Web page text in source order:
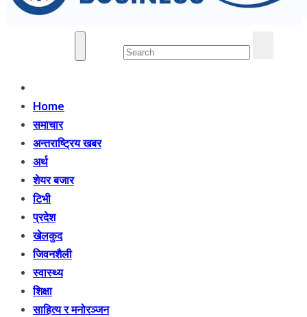
Home
समाचार
अन्तराष्ट्रिय खबर
अर्थ
शेयर बजार
टिभी
प्रदेश
खेलकुद
जिवनशैली
स्वास्थ्य
शिक्षा
साहित्य र मनोरञ्जन